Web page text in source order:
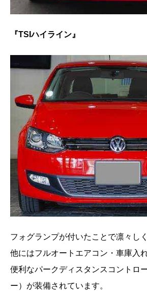
『TSIハイライン』
フォグランプが付いたことで凛々し
他にはフルオートエアコン・車庫入
便利なパークディスタンスコントロ
ー）が装備されています。